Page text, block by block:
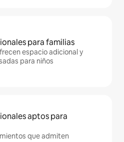
para familias
espacio adicional y
para niños
aptos para
que admiten